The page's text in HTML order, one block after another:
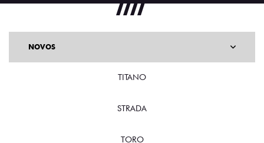
NOVOS
TITANO
STRADA
TORO